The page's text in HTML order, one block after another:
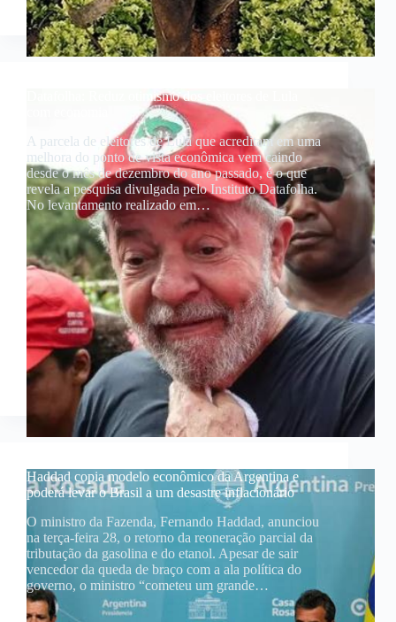
Datafolha: Reduz otimismo dos eleitores de Lula
A parcela de eleitores de Lula que acreditam em uma
melhora do ponto de vista econômica vem caindo
desde o mês de dezembro do ano passado, é o que
revela a pesquisa divulgada pelo Instituto Datafolha.
No levantamento realizado em…
Haddad copia modelo econômico da Argentina e
poderá levar o Brasil a um desastre inflacionário
O ministro da Fazenda, Fernando Haddad, anunciou
na terça-feira 28, o retorno da reoneração parcial da
tributação da gasolina e do etanol. Apesar de sair
vencedor da queda de braço com a ala política do
governo, o ministro “cometeu um grande…